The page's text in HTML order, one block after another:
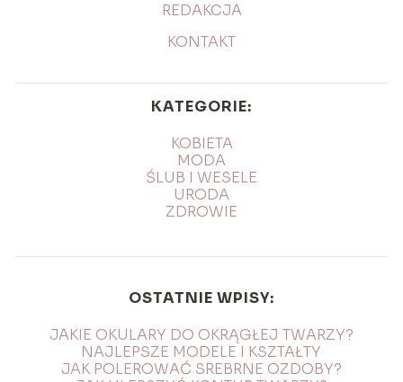
REDAKCJA
KONTAKT
KATEGORIE:
KOBIETA
MODA
ŚLUB I WESELE
URODA
ZDROWIE
OSTATNIE WPISY:
JAKIE OKULARY DO OKRĄGŁEJ TWARZY?
NAJLEPSZE MODELE I KSZTAŁTY
JAK POLEROWAĆ SREBRNE OZDOBY?